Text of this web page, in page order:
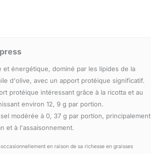
et énergétique, dominé par les lipides de la
d'olive, avec un apport protéique significatif.
protéique intéressant grâce à la ricotta et au
environ 12, 9 g par portion.
modérée à 0, 37 g par portion, principalement
et à l'assaisonnement.
en raison de sa richesse en graisses